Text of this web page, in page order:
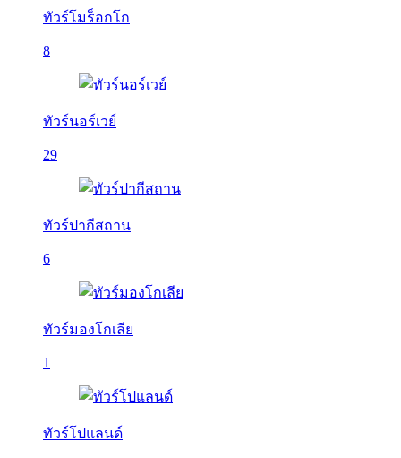
ทัวร์โมร็อกโก
8
ทัวร์นอร์เวย์
29
ทัวร์ปากีสถาน
6
ทัวร์มองโกเลีย
1
ทัวร์โปแลนด์